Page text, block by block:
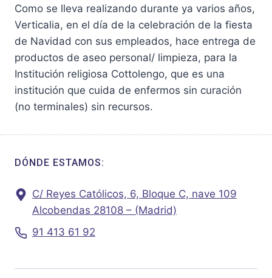
Como se lleva realizando durante ya varios años,
Verticalia, en el día de la celebración de la fiesta
de Navidad con sus empleados, hace entrega de
productos de aseo personal/ limpieza, para la
Institución religiosa Cottolengo, que es una
institución que cuida de enfermos sin curación
(no terminales) sin recursos.
DÓNDE ESTAMOS:
C/ Reyes Católicos, 6, Bloque C, nave 109
Alcobendas 28108 – (Madrid)
91 413 61 92